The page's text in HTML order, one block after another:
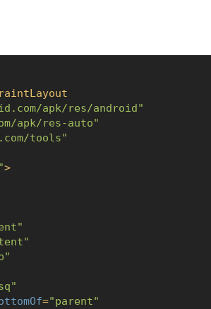
apk/res/android"
apk/res-auto"
tools"
>
="parent"